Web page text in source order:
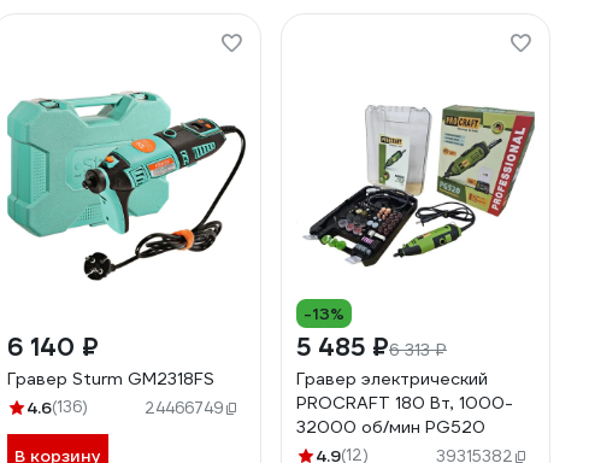
6 140 ₽
Гравер Sturm GM2318FS
4.6(136) 24466749
В корзину
-13%
5 485 ₽6 313 ₽
Гравер электрический
PROCRAFT 180 Вт, 1000-
32000 об/мин PG520
4.9(12) 39315382